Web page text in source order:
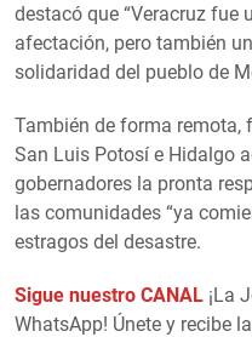
destacó que “Veracruz fue
afectación, pero también
solidaridad del pueblo de
También de forma remota,
San Luis Potosí e Hidalgo
gobernadores la pronta
las comunidades “ya
estragos del desastre.
Sigue nuestro CANAL ¡La
WhatsApp! Únete y recibe